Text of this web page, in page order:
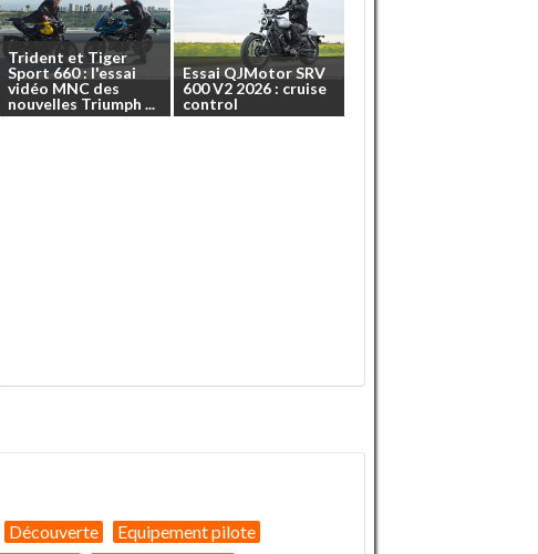
Trident etTiger
Sport660:l'essai
vidéo MNC des
nouvelles Triumph ...
Essai QJMotorSRV
600V2 2026 : cruise
control
Découverte
Equipement pilote